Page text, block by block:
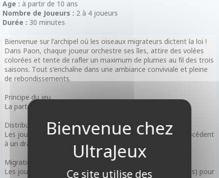
Age : à partir de 10 ans
Nombre de Joueurs : 2 à 4 joueurs
Durée : 30 minutes
Bienvenue sur l’archipel où les oiseaux migrateurs dictent la loi !
Dans Paon, chaque joueur orchestre ses îles, attire des volées
colorées et tente de rafler un maximum de plumes au fil des trois
saisons. Tout s’enchaîne dans une ambiance conviviale et pleine
de rebondissements.
Principe du jeu
La partie se déroule en trois manches, appelées "Saisons".
Distribution et Draft
Les joueurs reçoivent des cartes "Oiseau" et "Île", puis procèdent
à un draft.
Migration
Les joueurs posent des îles (ou améliorent celles existantes) pour
Ce site utilise des